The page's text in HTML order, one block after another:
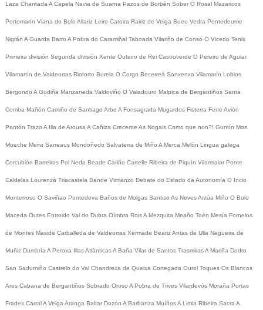
Laza Chantada A Capela Navia de Suarna Pazos de Borbén Sober O Rosal Mazaricos
Portomarín Viana do Bolo Allariz Leiro Catoira Rairiz de Veiga Bueu Vedra Pontedeume
Nigrán A Guarda Barro A Pobra do Caramiñal Taboada Vilariño de Conso O Vicedo Tenis
Primeira división Segunda división Xente Outeiro de Rei Castroverde O Pereiro de Aguiar
Vilamartín de Valdeorras Riotorto Burela O Corgo Becerreá Sanxenxo Vilamarín Lobios
Bergondo A Gudiña Manzaneda Valdoviño O Valadouro Malpica de Bergantiños Santa
Comba Mañón Camiño de Santiago Arbo A Fonsagrada Mugardos Fisterra Fene Avión
Pantón Trazo A Illa de Arousa A Cañiza Crecente As Nogais Como que non?! Guntín Mos
Moeche Meira Sarreaus Mondoñedo Salvaterra de Miño A Merca Melón Lingua galega
Corcubión Barreiros Pol Neda Beade Cariño Cartelle Ribeira de Piquín Vilarmaior Ponte
Caldelas Lourenzá Triacastela Bande Vimianzo Debate do Estado da Autonomía O Incio
Monterroso O Saviñao Pontedeva Baños de Molgas Santiso As NevesArzúa Miño O Bolo
Maceda Outes Entroido Val do Dubra Oímbra RoisA Mezquita Meaño Toén Mesía Fornelos
de Montes Maside Carballeda de Valdeorras Xermade BearizAntas de Ulla Negueira de
Muñiz Dumbría A Peroxa Illas AtlánticasA Baña Vilar de Santos TrasmirasA Mariña Dodro
San Sadurniño Castrelo do Val Chandrexa de Queixa Cortegada Ourol Toques Os Blancos
Ares Cabana de Bergantiños Sobrado Oroso A Pobra de Trives Vilardevós Moraña Portas
Frades CarralA Veiga Aranga Baltar Dozón A Barbanza MuíñosA Limia Ribeira Sacra A